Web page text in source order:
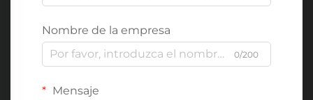
Nombre de la empresa
0/200
Mensaje